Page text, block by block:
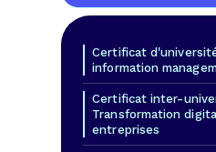
Certificat
information
Certificat inter-
Transformation
entreprises